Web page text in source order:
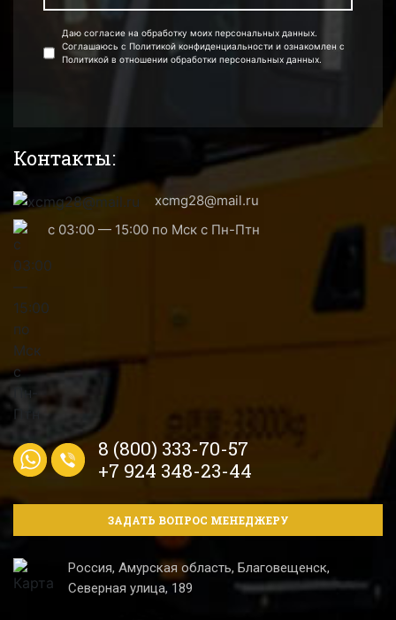
Даю согласие на обработку моих персональных данных.
Соглашаюсь с Политикой конфиденциальности и ознакомлен с
Политикой в отношении обработки персональных данных.
Контакты:
xcmg28@mail.ru
с 03:00 — 15:00 по Мск с Пн-Птн
8 (800) 333-70-57
+7 924 348-23-44
ЗАДАТЬ ВОПРОС МЕНЕДЖЕРУ
Россия, Амурская область, Благовещенск,
Северная улица, 189